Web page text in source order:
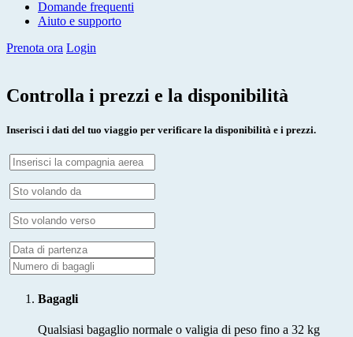
Domande frequenti
Aiuto e supporto
Prenota ora Login
Controlla i prezzi e la disponibilità
Inserisci i dati del tuo viaggio per verificare la disponibilità e i prezzi.
Bagagli
Qualsiasi bagaglio normale o valigia di peso fino a 32 kg